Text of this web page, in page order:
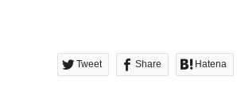
Tweet Share Hatena